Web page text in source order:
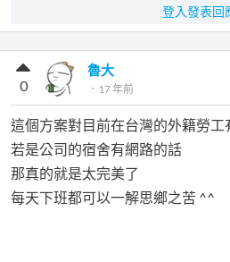
登入發表回
魯大
． 17 年前
0
這個方案對目前在台灣的外籍勞工
若是公司的宿舍有網路的話
那真的就是太完美了
每天下班都可以一解思鄉之苦 ^^